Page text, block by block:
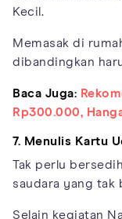
Kecil.
Memasak di
dibandingkan
Baca Juga:
Rp300.000,
7. Menulis Kartu
Tak perlu
saudara yang tak
Selain kegiatan